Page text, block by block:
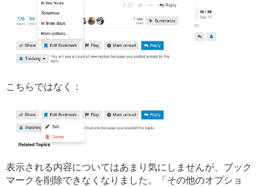
こちらではなく：
表示される内容についてはあまり気にしませんが、ブック
マークを削除できなくなりました。「その他のオプショ